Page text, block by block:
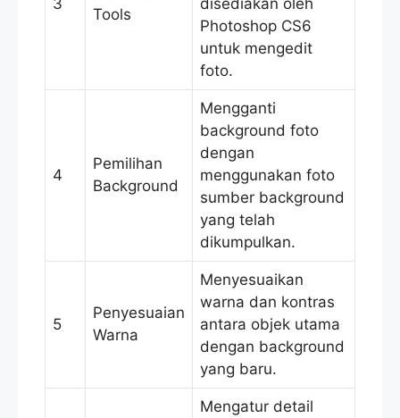
Tools
Photoshop CS6
untuk mengedit
foto.
4
Pemilihan
Background
Mengganti
background foto
dengan
menggunakan foto
sumber background
yang telah
dikumpulkan.
5
Penyesuaian
Warna
Menyesuaikan
warna dan kontras
antara objek utama
dengan background
yang baru.
Mengatur detail